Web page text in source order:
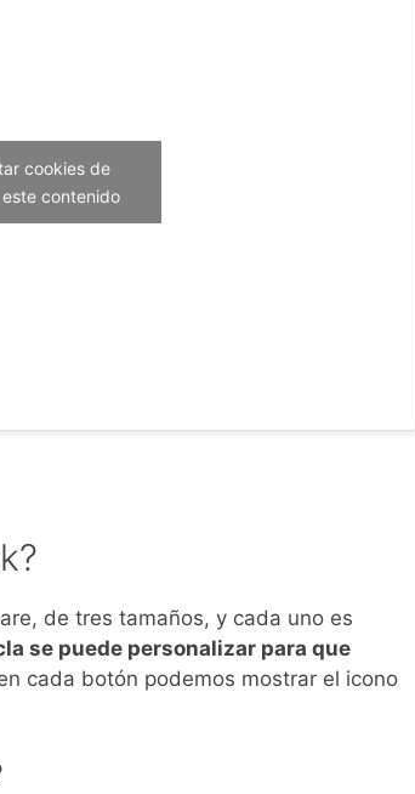
cookies de
contenido
de tres tamaños, y cada uno es
se puede personalizar para que
cada botón podemos mostrar el icono